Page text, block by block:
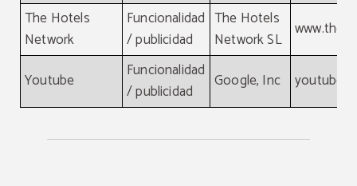
The Hotels
Network
Funcionalidad
/ publicidad
The Hotels
Network SL
Youtube
Funcionalidad
/ publicidad
Google, Inc